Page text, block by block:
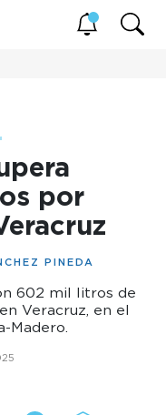
por
PINEDA
602 mil litros de
Veracruz, en el
Madero.